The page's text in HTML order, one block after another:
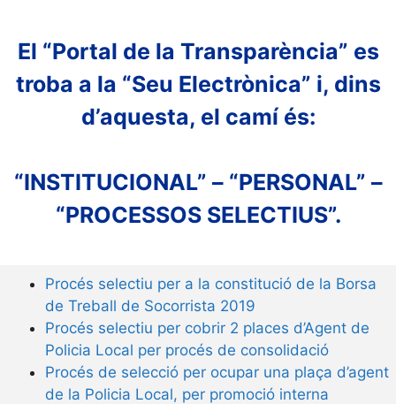
El “Portal de la Transparència” es
troba a la “Seu Electrònica” i, dins
d’aquesta, el camí és:
“INSTITUCIONAL” – “PERSONAL” –
“PROCESSOS SELECTIUS”.
Procés selectiu per a la constitució de la Borsa
de Treball de Socorrista 2019
Procés selectiu per cobrir 2 places d’Agent de
Policia Local per procés de consolidació
Procés de selecció per ocupar una plaça d’agent
de la Policia Local, per promoció interna